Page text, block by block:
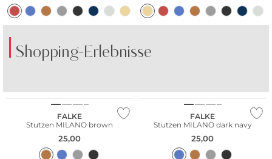
Shopping-Erlebnisse
FALKE
Stutzen MILANO brown
25,00
FALKE
Stutzen MILANO dark navy
25,00